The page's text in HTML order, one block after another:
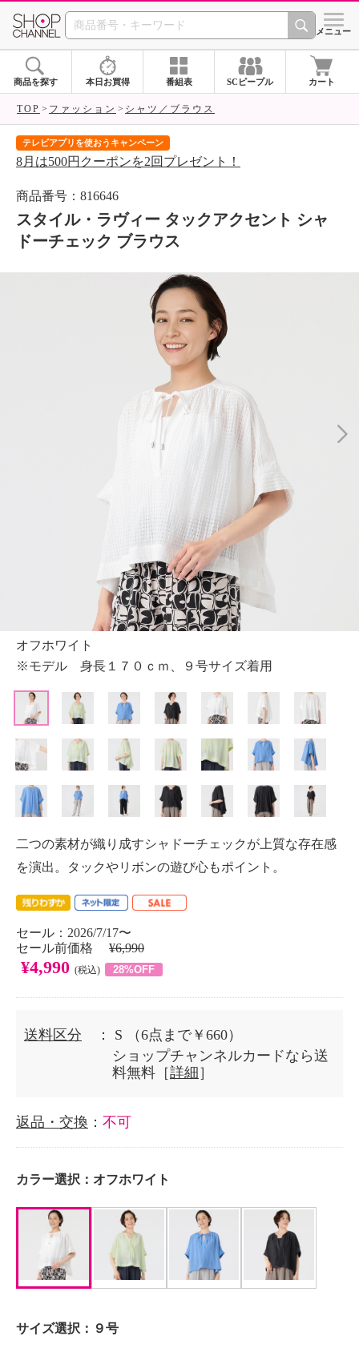
SHOP CHANNEL シメニュー
商品を探す 本日お買得 番組表 SCピープル カート
TOP ファッション シャツ／ブラウス
テレビアプリを使おうキャンペーン
8月は500円クーポンを2回プレゼント！
商品番号：816646
スタイル・ラヴィー タックアクセント シャ
ドーチェック ブラウス
オフホワイト
※モデル 身長１７０ｃｍ、９号サイズ着用
二つの素材が織り成すシャドーチェックが上質な存在感
を演出。タックやリボンの遊び心もポイント。
セール：2026/7/17〜
セール前価格 ¥6,990
¥4,990 (税込) 28%OFF
送料区分 ： S
（6点まで￥660）
ショップチャンネルカードなら送
料無料［詳細 ］
返品・交換 ： 不可
カラー選択： オフホワイト
サイズ選択： ９号